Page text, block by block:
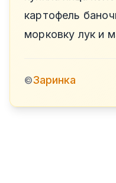
картофель
морковку лук и
©Заринка